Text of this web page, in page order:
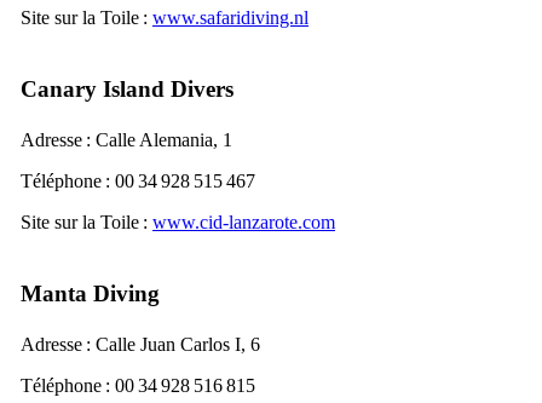
Site sur la Toile : www.safaridiving.nl
Canary Island Divers
Adresse : Calle Alemania, 1
Téléphone : 00 34 928 515 467
Site sur la Toile : www.cid-lanzarote.com
Manta Diving
Adresse : Calle Juan Carlos I, 6
Téléphone : 00 34 928 516 815